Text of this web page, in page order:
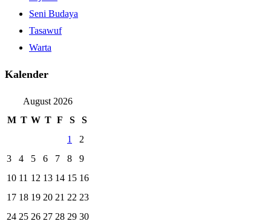
Seni Budaya
Tasawuf
Warta
Kalender
August 2026
M T W T F S
S
1
2
3
4 5 6 7 8
9
10 11 12 13 14 15 16
17 18 19 20 21 22 23
24 25 26 27 28 29 30